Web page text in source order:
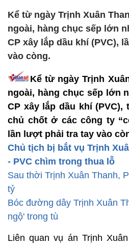
Kể từ ngày Trịnh Xuân
ngoài, hàng chục sếp lớn
CP xây lắp dầu khí (PVC),
vào còng.
Kể từ ngày Trịnh
ngoài, hàng chục sếp lớn
CP xây lắp dầu khí
chủ chốt ở các công ty
lần lượt phải tra tay vào
Chủ tịch bị bắt vụ Trịnh
- PVC chìm trong thua lỗ
Sau thời Trịnh Xuân Thanh,
tỷ
Bóc đường dây Trịnh Xuân
ngộ' trong tù
Liên quan vụ án Trịnh